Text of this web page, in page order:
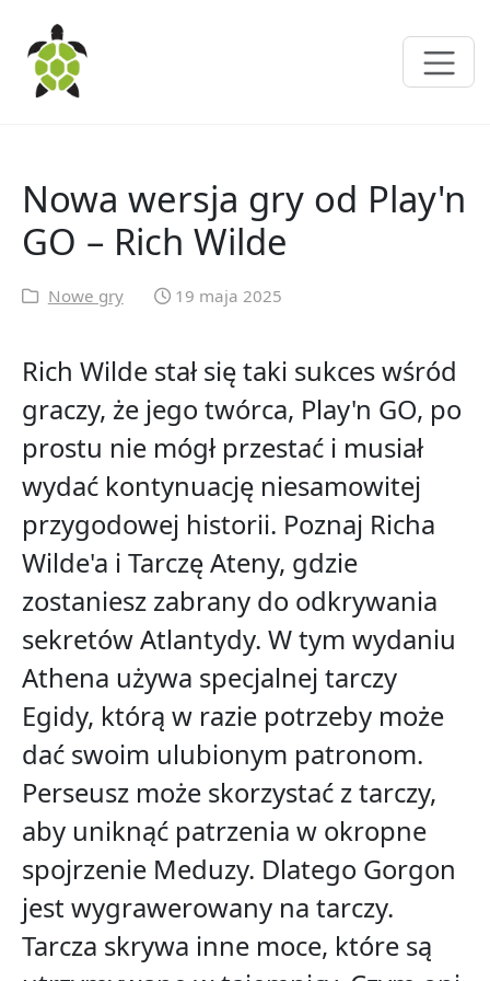
Nowa wersja gry od Play'n
GO – Rich Wilde
Nowe gry 19 maja 2025
Rich Wilde stał się taki sukces wśród
graczy, że jego twórca, Play'n GO, po
prostu nie mógł przestać i musiał
wydać kontynuację niesamowitej
przygodowej historii. Poznaj Richa
Wilde'a i Tarczę Ateny, gdzie
zostaniesz zabrany do odkrywania
sekretów Atlantydy. W tym wydaniu
Athena używa specjalnej tarczy
Egidy, którą w razie potrzeby może
dać swoim ulubionym patronom.
Perseusz może skorzystać z tarczy,
aby uniknąć patrzenia w okropne
spojrzenie Meduzy. Dlatego Gorgon
jest wygrawerowany na tarczy.
Tarcza skrywa inne moce, które są